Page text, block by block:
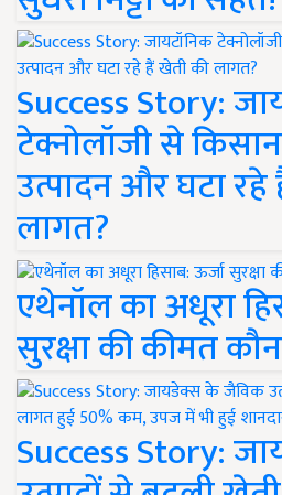
Success Story:
टेक्नोलॉजी से
उत्पादन और घटा
लागत?
एथेनॉल का अधूरा
सुरक्षा की कीमत
Success Story: